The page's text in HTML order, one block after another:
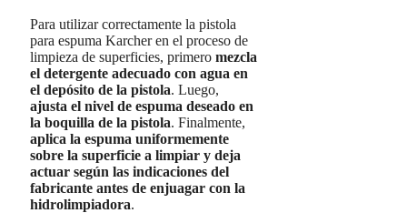
Para utilizar correctamente la pistola
para espuma Karcher en el proceso de
limpieza de superficies, primero mezcla
el detergente adecuado con agua en
el depósito de la pistola. Luego,
ajusta el nivel de espuma deseado en
la boquilla de la pistola. Finalmente,
aplica la espuma uniformemente
sobre la superficie a limpiar y deja
actuar según las indicaciones del
fabricante antes de enjuagar con la
hidrolimpiadora.